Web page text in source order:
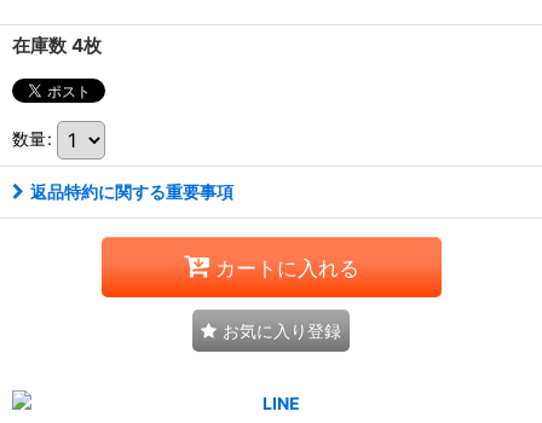
在庫数 4枚
数量:
返品特約に関する重要事項
カートに入れる
お気に入り登録